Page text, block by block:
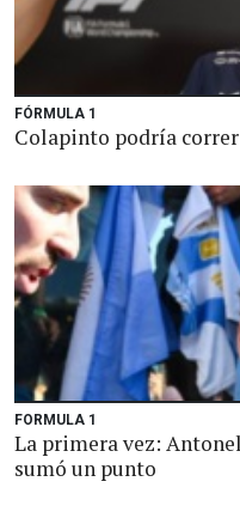
FÓRMULA 1
Colapinto podría
FORMULA 1
La primera vez:
sumó un punto